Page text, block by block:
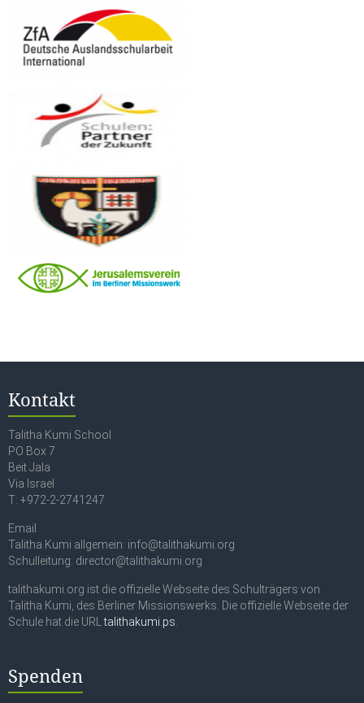
Kontakt
Talitha Kumi School
PO Box 7
Beit Jala
Via Israel
T: +972-2-2741247
Email
Talitha Kumi allgemein: info@talithakumi.org
Schulleitung: director@talithakumi.org
talithakumi.org ist die offizielle Webseite des Schulträgers von
Talitha Kumi, des Berliner Missionswerks. Die offizielle Webseite der
Schule hat die URLtalithakumi.ps.
Spenden